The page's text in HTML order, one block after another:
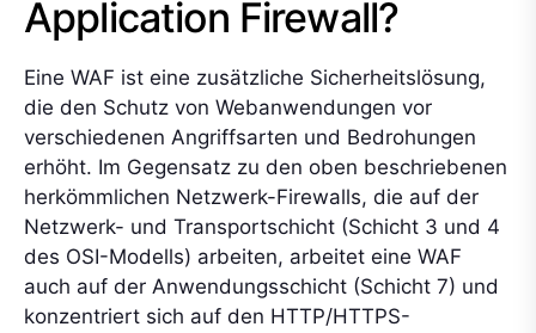
Application Firewall?
Eine WAF ist eine zusätzliche Sicherheitslösung,
die den Schutz von Webanwendungen vor
verschiedenen Angriffsarten und Bedrohungen
erhöht. Im Gegensatz zu den oben beschriebenen
herkömmlichen Netzwerk-Firewalls, die auf der
Netzwerk- und Transportschicht (Schicht 3 und 4
des OSI-Modells) arbeiten, arbeitet eine WAF
auch auf der Anwendungsschicht (Schicht 7) und
konzentriert sich auf den HTTP/HTTPS-